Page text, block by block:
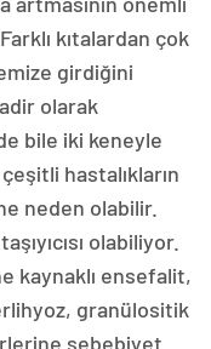
kıtalardan çok
girdiğini
olarak
bile iki keneyle
hastalıkların
neden olabilir.
olabiliyor.
kaynaklı ensefalit,
granülositik
sebebiyet